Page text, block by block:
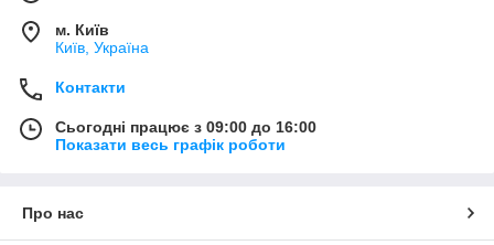
м. Київ
Київ, Україна
Контакти
Сьогодні працює з 09:00 до 16:00
Показати весь графік роботи
Про нас